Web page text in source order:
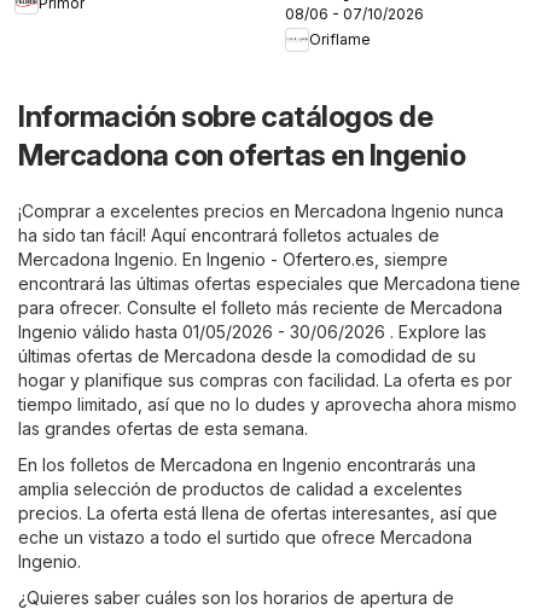
08/06 - 07/10/2026
Oriflame
Información sobre catálogos de
Mercadona con ofertas en Ingenio
¡Comprar a excelentes precios en Mercadona Ingenio nunca
ha sido tan fácil! Aquí encontrará folletos actuales de
Mercadona Ingenio. En Ingenio - Ofertero.es , siempre
encontrará las últimas ofertas especiales que Mercadona tiene
para ofrecer. Consulte el folleto más reciente de Mercadona
Ingenio válido hasta 01/05/2026 - 30/06/2026 . Explore las
últimas ofertas de Mercadona desde la comodidad de su
hogar y planifique sus compras con facilidad. La oferta es por
tiempo limitado, así que no lo dudes y aprovecha ahora mismo
las grandes ofertas de esta semana.
En los folletos de Mercadona en Ingenio encontrarás una
amplia selección de productos de calidad a excelentes
precios. La oferta está llena de ofertas interesantes, así que
eche un vistazo a todo el surtido que ofrece Mercadona
Ingenio.
¿Quieres saber cuáles son los horarios de apertura de